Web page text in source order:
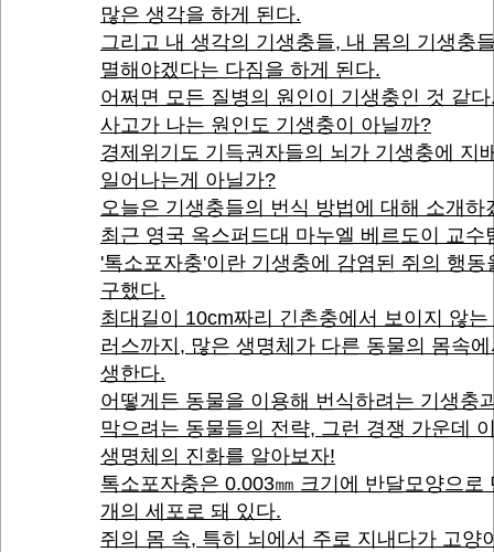
많은 생각을 하게 된다.
그리고 내 생각의 기생충들, 내 몸의 기생충
멸해야겠다는 다짐을 하게 된다.
어쩌면 모든 질병의 원인이 기생충인 것 같
사고가 나는 원인도 기생충이 아닐까?
경제위기도 기득권자들의 뇌가 기생충에 지
일어나는게 아닐가?
오늘은 기생충들의 번식 방법에 대해 소개하
최근 영국 옥스퍼드대 마누엘 베르도이 교수
'톡소포자충'이란 기생충에 감염된 쥐의 행동
구했다.
최대길이 10cm짜리 긴촌충에서 보이지 않는
러스까지, 많은 생명체가 다른 동물의 몸속
생한다.
어떻게든 동물을 이용해 번식하려는 기생충
막으려는 동물들의 전략, 그런 경쟁 가운데
생명체의 진화를 알아보자!
톡소포자충은 0.003㎜ 크기에 반달모양으로
개의 세포로 돼 있다.
쥐의 몸 속, 특히 뇌에서 주로 지내다가 고양